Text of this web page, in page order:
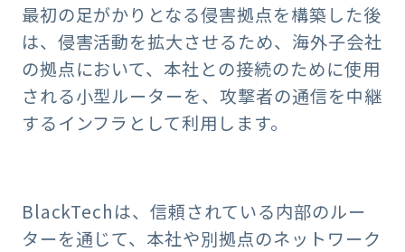
最初の足がかりとなる侵害拠点を構築した後
は、侵害活動を拡大させるため、海外子会社
の拠点において、本社との接続のために使用
される小型ルーターを、攻撃者の通信を中継
するインフラとして利用します。
BlackTechは、信頼されている内部のルー
ターを通じて、本社や別拠点のネットワーク